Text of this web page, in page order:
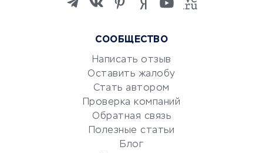
Маркетинг и продажи
Репетиторство
Красота и здоровье
Сервисы по поиску работы
Сетевой маркетинг
СООБЩЕСТВО
Написать отзыв
Оставить жалобу
Стать автором
Проверка компаний
Обратная связь
Полезные статьи
Блог